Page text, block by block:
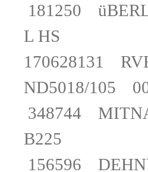
181250
L HS
170628131
ND5018/
348744
B225
156596